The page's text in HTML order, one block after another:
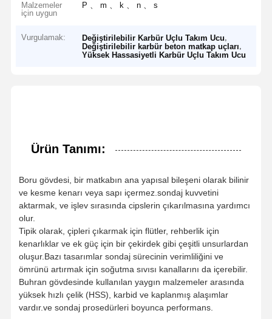
Malzemeler
için uygun
P 、 m 、 k 、 n 、 s
Vurgulamak: Değiştirilebilir Karbür Uçlu Takım Ucu
Değiştirilebilir karbür beton matkap uçları
Yüksek Hassasiyetli Karbür Uçlu Takım Ucu
Ürün Tanımı:
Boru gövdesi, bir matkabın ana yapısal bileşeni olarak bilinir
ve kesme kenarı veya sapı içermez.sondaj kuvvetini
aktarmak, ve işlev sırasında cipslerin çıkarılmasına yardımcı
olur.
Tipik olarak, çipleri çıkarmak için flütler, rehberlik için
kenarlıklar ve ek güç için bir çekirdek gibi çeşitli unsurlardan
oluşur.Bazı tasarımlar sondaj sürecinin verimliliğini ve
ömrünü artırmak için soğutma sıvısı kanallarını da içerebilir.
Buhran gövdesinde kullanılan yaygın malzemeler arasında
yüksek hızlı çelik (HSS), karbid ve kaplanmış alaşımlar
vardır.ve sondaj prosedürleri boyunca performans.